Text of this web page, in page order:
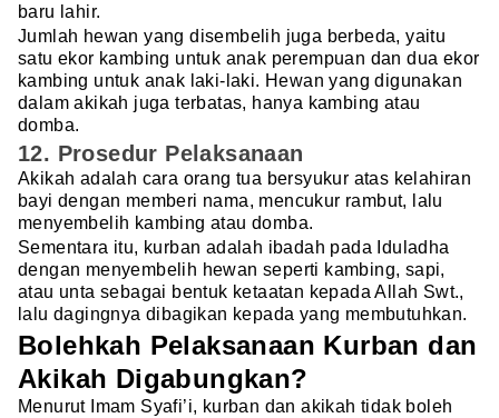
baru lahir.
Jumlah hewan yang disembelih juga berbeda, yaitu
satu ekor kambing untuk anak perempuan dan dua ekor
kambing untuk anak laki-laki. Hewan yang digunakan
dalam akikah juga terbatas, hanya kambing atau
domba.
12. Prosedur Pelaksanaan
Akikah adalah cara orang tua bersyukur atas kelahiran
bayi dengan memberi nama, mencukur rambut, lalu
menyembelih kambing atau domba.
Sementara itu, kurban adalah ibadah pada Iduladha
dengan menyembelih hewan seperti kambing, sapi,
atau unta sebagai bentuk ketaatan kepada Allah Swt.,
lalu dagingnya dibagikan kepada yang membutuhkan.
Bolehkah Pelaksanaan Kurban dan
Akikah Digabungkan?
Menurut Imam Syafi’i, kurban dan akikah tidak boleh